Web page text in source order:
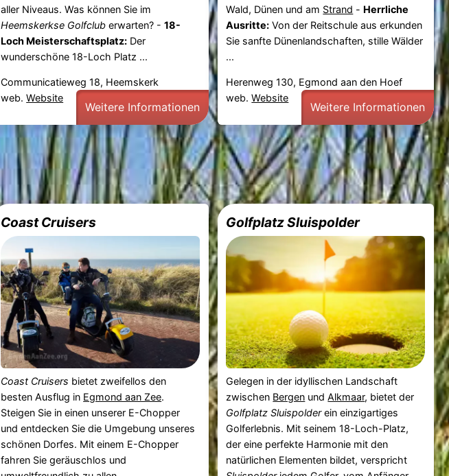
aller Niveaus. Was können Sie im
Heemskerkse Golfclub erwarten? -18-
Loch Meisterschaftsplatz: Der
wunderschöne 18-Loch Platz ...
Communicatieweg 18, Heemskerk
web.Website
Weitere Informationen
Wald, Dünen und am Strand - Herrliche
Ausritte: Von der Reitschule aus erkunden
Sie sanfte Dünenlandschaften, stille Wälder
...
Herenweg 130, Egmond aan den Hoef
web.Website
Weitere Informationen
Coast Cruisers
Coast Cruisers bietet zweifellos den
besten Ausflug in Egmond aan Zee.
Steigen Sie in einen unserer E-Chopper
und entdecken Sie die Umgebung unseres
schönen Dorfes. Mit einem E-Chopper
fahren Sie geräuschlos und
Golfplatz Sluispolder
Gelegen in der idyllischen Landschaft
zwischen Bergen undAlkmaar, bietet der
Golfplatz Sluispolderein einzigartiges
Golferlebnis. Mit seinem 18-Loch-Platz,
der eine perfekte Harmonie mit den
natürlichen Elementen bildet, verspricht